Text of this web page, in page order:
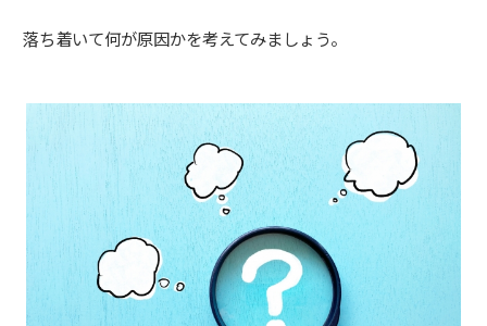
落ち着いて何が原因かを考えてみましょう。